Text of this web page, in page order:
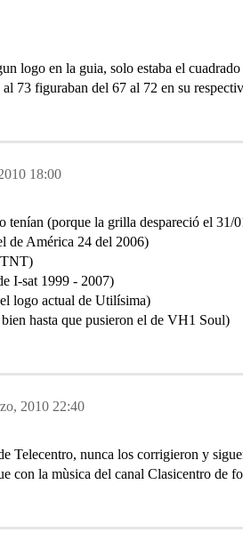
logo en la guia, solo estaba el
73 figuraban del 67 al 72 en su
18:00
tenían (porque la grilla despareció el 31/
de América 24 del 2006)
TNT)
I-sat 1999 - 2007)
logo actual de Utilísima)
hasta que pusieron el de VH1 Soul)
2010 22:40
Telecentro, nunca los corrigieron y
con la mùsica del canal Clasicentro de